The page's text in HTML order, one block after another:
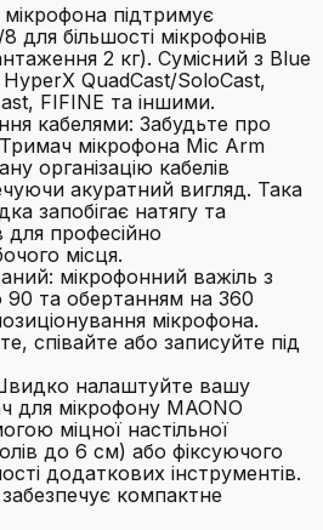
підтримує
для більшості мікрофонів
2 кг). Сумісний з Blue
QuadCast/SoloCast,
FIFINE та іншими.
кабелями: Забудьте про
мікрофона Mic Arm
організацію кабелів
акуратний вигляд. Така
запобігає натягу та
професійно
місця.
мікрофонний важіль з
та обертанням на 360
мікрофона.
співайте або записуйте під
налаштуйте вашу
для мікрофону MAONO
міцної настільної
до 6 см) або фіксуючого
додаткових інструментів.
компактне